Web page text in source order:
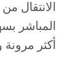
الانتقال
المباشر
أكثر